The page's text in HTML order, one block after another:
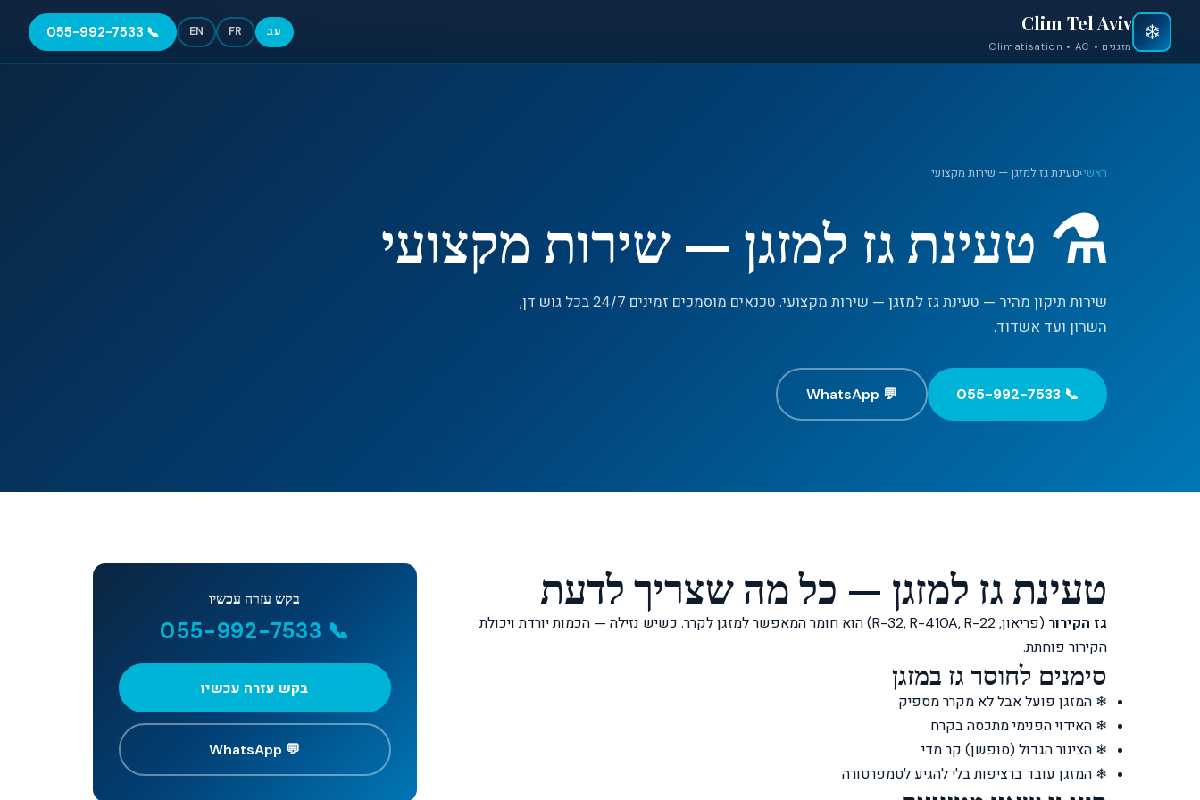
❄️
Clim Tel Aviv
מזגנים • Climatisation • AC
עב FR
EN
📞 055-992-7533
ראשי›טעינת גז למזגן — שירות מקצועי
⚗️ טעינת גז למזגן — שירות מקצועי
שירות תיקון מהיר — טעינת גז למזגן — שירות מקצועי. טכנאים מוסמכים זמינים 24/7 בכל גוש דן,
השרון ועד אשדוד.
📞 055-992-7533
💬 WhatsApp
טעינת גז למזגן — כל מה שצריך לדעת
גז הקירור
(פריאון, R-32, R-410A, R-22) הוא חומר המאפשר למזגן לקרר. כשיש נזילה — הכמות יורדת ויכולת
הקירור פוחתת.
סימנים לחוסר גז במזגן
❄ המזגן פועל אבל לא מקרר מספיק
❄ האידוי הפנימי מתכסה בקרח
❄ הצינור הגדול (סופשן) קר מדי
❄ המזגן עובד ברציפות בלי להגיע לטמפרטורה
בקש עזרה עכשיו
📞 055-992-7533
בקש עזרה עכשיו
💬 WhatsApp
Clim Tel Aviv